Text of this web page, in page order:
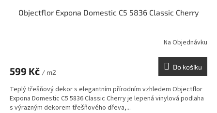
Objectflor Expona Domestic C5 5836 Classic Cherry
Na Objednávku
599 Kč / m2
Do košíku
Teplý třešňový dekor s elegantním přírodním vzhledem Objectflor
Expona Domestic C5 5836 Classic Cherry je lepená vinylová podlaha
s výrazným dekorem třešňového dřeva,...